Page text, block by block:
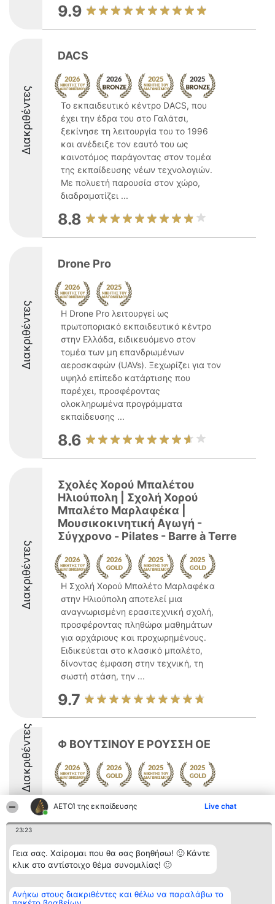
ΑΕΤΟΊ της εκπαίδευσης Live chat
23:23
Γεια σας. Χαίρομαι που θα σας βοηθήσω! 🙂 Κάντε
κλικ στο αντίστοιχο θέμα συνομιλίας! 🙂
Ανήκω στους διακριθέντες και θέλω να παραλάβω το
9.9
Διακριθέντες
DACS
Το εκπαιδευτικό κέντρο DACS, που
έχει την έδρα του στο Γαλάτσι,
ξεκίνησε τη λειτουργία του το 1996
και ανέδειξε τον εαυτό του ως
καινοτόμος παράγοντας στον τομέα
της εκπαίδευσης νέων τεχνολογιών.
Με πολυετή παρουσία στον χώρο,
διαδραματίζει ...
8.8
Διακριθέντες
Drone Pro
Η Drone Pro λειτουργεί ως
πρωτοποριακό εκπαιδευτικό κέντρο
στην Ελλάδα, ειδικευόμενο στον
τομέα των μη επανδρωμένων
αεροσκαφών (UAVs). Ξεχωρίζει για τον
υψηλό επίπεδο κατάρτισης που
παρέχει, προσφέροντας
ολοκληρωμένα προγράμματα
εκπαίδευσης ...
8.6
Διακριθέντες
Σχολές Χορού Μπαλέτου
Ηλιούπολη | Σχολή Χορού
Μπαλέτο Μαρλαφέκα |
Μουσικοκινητική Αγωγή -
Σύγχρονο - Pilates - Barre à Terre
Η Σχολή Χορού Μπαλέτο Μαρλαφέκα
στην Ηλιούπολη αποτελεί μια
αναγνωρισμένη ερασιτεχνική σχολή,
προσφέροντας πληθώρα μαθημάτων
για αρχάριους και προχωρημένους.
Ειδικεύεται στο κλασικό μπαλέτο,
δίνοντας έμφαση στην τεχνική, τη
σωστή στάση, την ...
9.7
Διακριθέντες Φ ΒΟΥΤΣΙΝΟΥ Ε ΡΟΥΣΣΗ ΟΕ
9.1
Διοργανωτής της
κατάταξης
BEAUTIFUL COMPANY
Μονοπρόσωπη ΙΚΕ
2104128019
email:
Κατάταξη
Διακριθέντες
Λίστα όλων
των
Μεθοδολογία
Επικοινωνία
Επικοινωνία